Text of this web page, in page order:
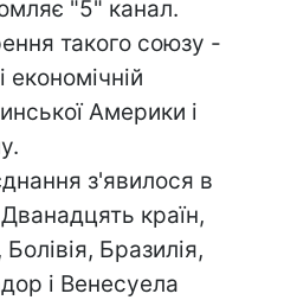
"5" канал.
такого союзу -
економічній
Америки і
з'явилося в
країн,
Бразилія,
і Венесуела